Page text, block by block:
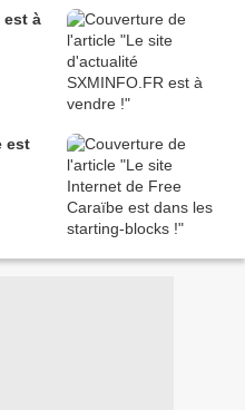
est à
est